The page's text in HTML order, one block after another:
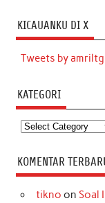
KICAUANKU DI X
Tweets by amriltg
KATEGORI
Kategori
KOMENTAR
tikno on Soal